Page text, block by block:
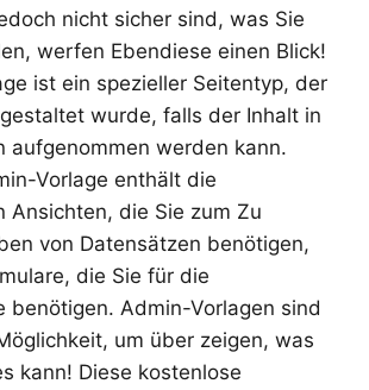
nicht sicher sind, was Sie
werfen Ebendiese einen Blick!
ist ein spezieller Seitentyp, der
wurde, falls der Inhalt in
aufgenommen werden kann.
Vorlage enthält die
Ansichten, die Sie zum Zu
von Datensätzen benötigen,
die Sie für die
benötigen. Admin-Vorlagen sind
um über zeigen, was
kann! Diese kostenlose